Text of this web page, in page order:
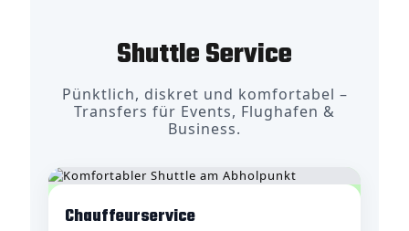
Shuttle Service
Pünktlich, diskret und komfortabel –
Transfers für Events, Flughafen &
Business.
Chauffeurservice